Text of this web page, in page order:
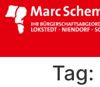
Tag: